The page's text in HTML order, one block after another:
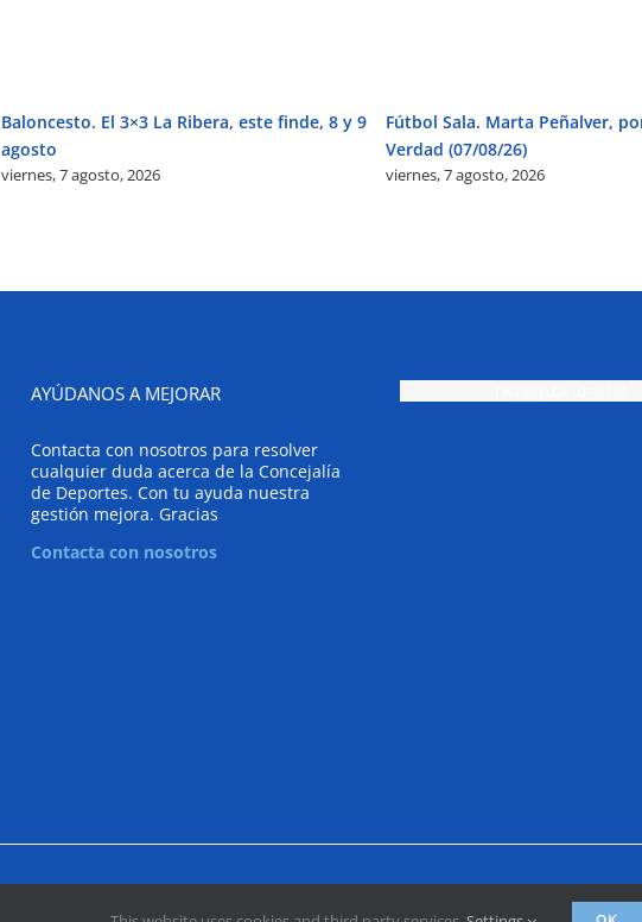
Baloncesto. El 3×3 La Ribera, este finde, 8 y 9
agosto
viernes, 7 agosto, 2026
Fútbol Sala. Marta Peñalver,
Verdad (07/08/26)
viernes, 7 agosto, 2026
AYÚDANOS A MEJORAR
Contacta con nosotros para resolver
cualquier duda acerca de la Concejalía
de Deportes. Con tu ayuda nuestra
gestión mejora. Gracias
Contacta con nosotros